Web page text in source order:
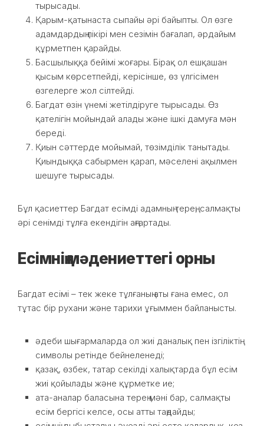
тырысады.
Қарым-қатынаста сыпайы әрі байыпты. Ол өзге
адамдардың пікірі мен сезімін бағалап, әрдайым
құрметпен қарайды.
Басшылыққа бейімі жоғары. Бірақ ол ешқашан
қысым көрсетпейді, керісінше, өз үлгісімен
өзгелерге жол сілтейді.
Багдат өзін үнемі жетілдіруге тырысады. Өз
қателігін мойындай алады және ішкі дамуға мән
береді.
Қиын сәттерде мойымай, төзімділік танытады.
Қиындыққа сабырмен қарап, мәселені ақылмен
шешуге тырысады.
Бұл қасиеттер Багдат есімді адамның терең, салмақты
әрі сенімді тұлға екендігін аңғартады.
Есімнің мәдениеттегі орны
Багдат есімі – тек жеке тұлғаның аты ғана емес, ол
тұтас бір рухани және тарихи ұғыммен байланысты.
әдеби шығармаларда ол жиі даналық пен ізгіліктің
символы ретінде бейнеленеді;
қазақ, өзбек, татар секілді халықтарда бұл есім
жиі қойылады және құрметке ие;
ата-аналар баласына терең мәні бар, салмақты
есім бергісі келсе, осы атты таңдайды;